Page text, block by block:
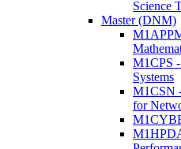
Science
Master (DNM)
M1CPS
Systems
M1CSN
for